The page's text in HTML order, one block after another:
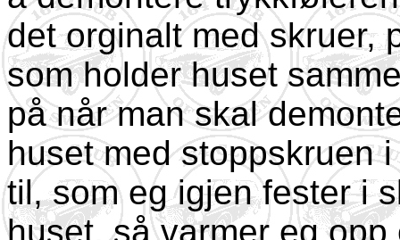
det orginalt med skruer,
som holder huset
på når man skal
huset med stoppskruen
til, som eg igjen fester i
huset, så varmer eg